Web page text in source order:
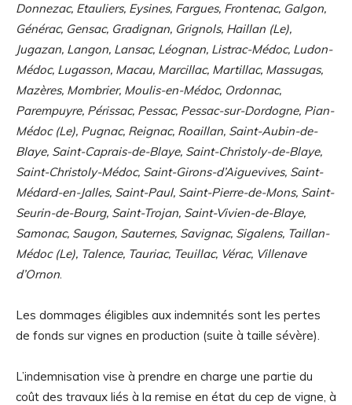
Donnezac, Etauliers, Eysines, Fargues, Frontenac, Galgon,
Générac, Gensac, Gradignan, Grignols, Haillan (Le),
Jugazan, Langon, Lansac, Léognan, Listrac-Médoc, Ludon-
Médoc, Lugasson, Macau, Marcillac, Martillac, Massugas,
Mazères, Mombrier, Moulis-en-Médoc, Ordonnac,
Parempuyre, Périssac, Pessac, Pessac-sur-Dordogne, Pian-
Médoc (Le), Pugnac, Reignac, Roaillan, Saint-Aubin-de-
Blaye, Saint-Caprais-de-Blaye, Saint-Christoly-de-Blaye,
Saint-Christoly-Médoc, Saint-Girons-d’Aiguevives, Saint-
Médard-en-Jalles, Saint-Paul, Saint-Pierre-de-Mons, Saint-
Seurin-de-Bourg, Saint-Trojan, Saint-Vivien-de-Blaye,
Samonac, Saugon, Sauternes, Savignac, Sigalens, Taillan-
Médoc (Le), Talence, Tauriac, Teuillac, Vérac, Villenave
d’Ornon.
Les dommages éligibles aux indemnités sont les pertes
de fonds sur vignes en production (suite à taille sévère).
L’indemnisation vise à prendre en charge une partie du
coût des travaux liés à la remise en état du cep de vigne, à